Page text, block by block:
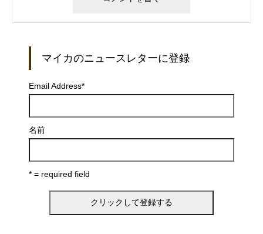
マイカのニュースレターに登録
Email Address*
名前
* = required field